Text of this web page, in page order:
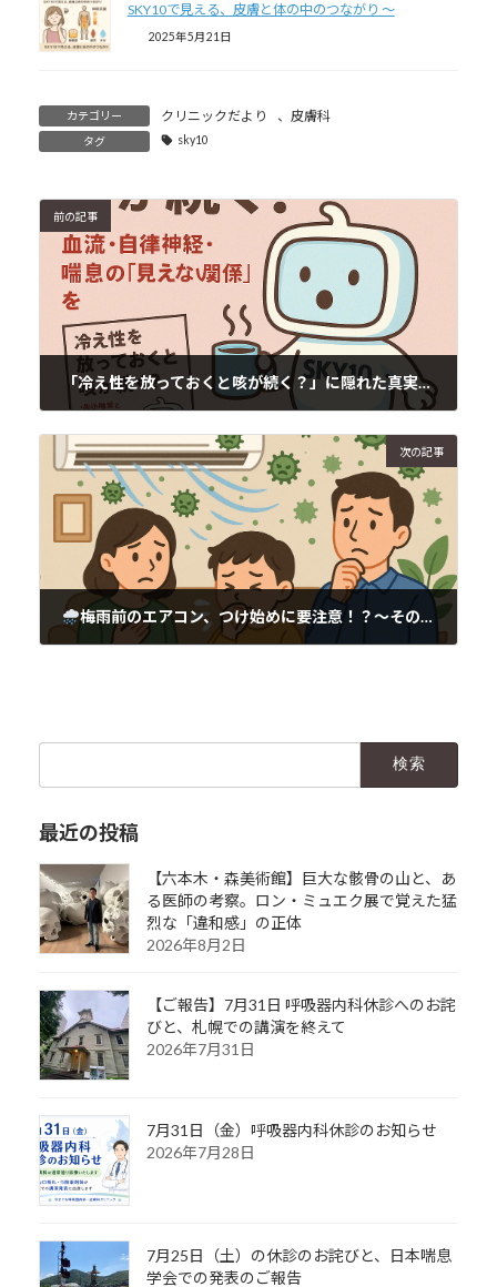
SKY10で見える、皮膚と体の中のつながり ～
2025年5月21日
カテゴリー クリニックだより 、皮膚科
タグ sky10
前の記事
「冷え性を放っておくと咳が続く？」に隠れた真実とは？〜血流・自律神経・喘息の“見えない関係”をSKY10で見える化〜
次の記事
梅雨前のエアコン、つけ始めに要注意！？～その咳、カビやハウスダストが原因かも～
最近の投稿
【六本木・森美術館】巨大な骸骨の山と、あ
る医師の考察。ロン・ミュエク展で覚えた猛
烈な「違和感」の正体
2026年8月2日
【ご報告】7月31日 呼吸器内科休診へのお詫
びと、札幌での講演を終えて
2026年7月31日
7月31日（金）呼吸器内科休診のお知らせ
2026年7月28日
7月25日（土）の休診のお詫びと、日本喘息
学会での発表のご報告